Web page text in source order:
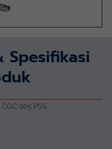
Spesifikasi
005 PSS